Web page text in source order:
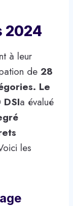
2024
à leur
de 28
Le
a évalué
les